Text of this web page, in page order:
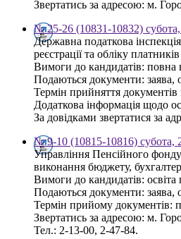
Звертатись за адресою: м.
№ 25-26 (10831-10832)
Державна податкова
реєстрації та обліку
Вимоги до кандидатів: повна
Подаються документи: заява,
Термін прийняття
Додаткова інформація щодо
За довідками звертатися за
№ 9-10 (10815-10816) субота,
Управління Пенсійного
виконання бюджету,
Вимоги до кандидатів:
Подаються документи: заява,
Термін прийому документів:
Звертатись за адресою: м.
Тел.: 2-13-00, 2-47-84.